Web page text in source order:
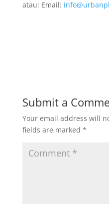
atau: Email:
Submit a
Your email address will
fields are marked *